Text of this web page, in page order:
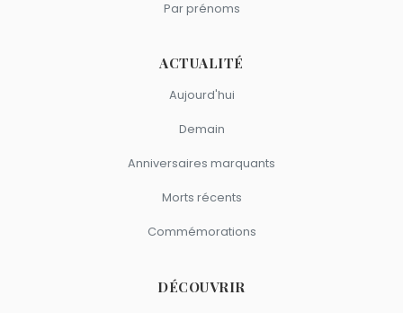
Par prénoms
ACTUALITÉ
Aujourd'hui
Demain
Anniversaires marquants
Morts récents
Commémorations
DÉCOUVRIR